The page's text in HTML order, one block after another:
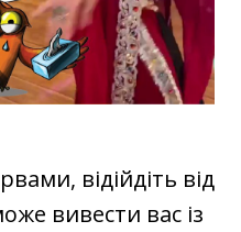
відійдіть від
вивести вас із